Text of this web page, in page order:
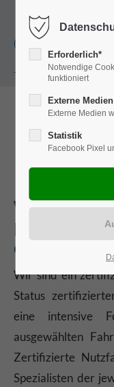
+49
(0)251 322 631
- 0
Wir sind Ihr
Qualified Vehicle
Wir sind ein
Status
eine intensive
ausgewählten
Zertifizierte
Spezialisten der
Erforderlich*
Notwendige
funktioniert
Externe Medien
Externe Medien
Statistik
Facebook Pixel